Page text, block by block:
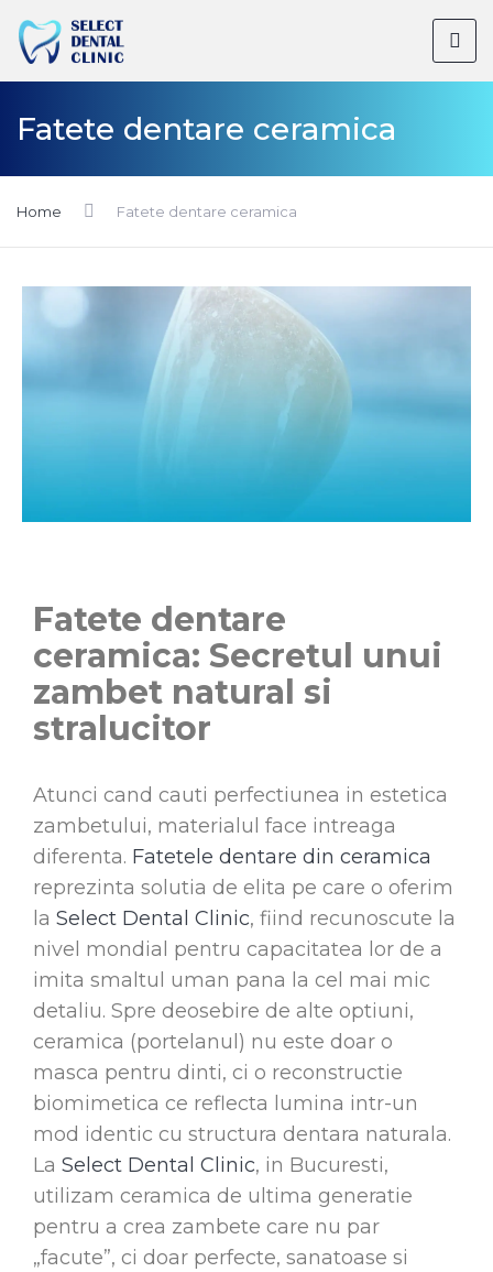
Fatete dentare ceramica
Home Fatete dentare ceramica
Fatete dentare
ceramica: Secretul unui
zambet natural si
stralucitor
Atunci cand cauti perfectiunea in estetica
zambetului, materialul face intreaga
diferenta. Fatetele dentare din ceramica
reprezinta solutia de elita pe care o oferim
la Select Dental Clinic, fiind recunoscute la
nivel mondial pentru capacitatea lor de a
imita smaltul uman pana la cel mai mic
detaliu. Spre deosebire de alte optiuni,
ceramica (portelanul) nu este doar o
masca pentru dinti, ci o reconstructie
biomimetica ce reflecta lumina intr-un
mod identic cu structura dentara naturala.
La Select Dental Clinic, in Bucuresti,
utilizam ceramica de ultima generatie
pentru a crea zambete care nu par
„facute”, ci doar perfecte, sanatoase si